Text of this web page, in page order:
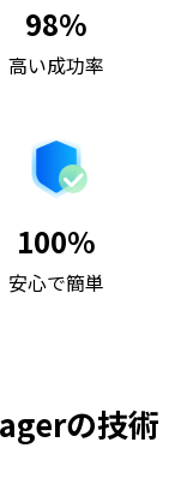
98%
高い成功率
100%
安心で簡単
の技術